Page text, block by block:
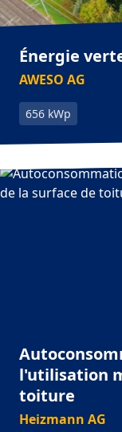
Énergie
AWESO AG
656 kWp
l'utilisation
toiture
Heizmann AG